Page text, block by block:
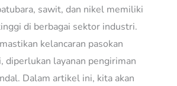
sawit, dan nikel memiliki
di berbagai sektor industri.
kelancaran pasokan
diperlukan layanan pengiriman
Dalam artikel ini, kita akan